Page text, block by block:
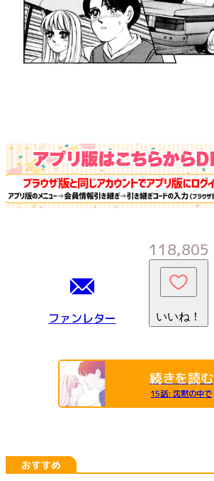
ファンレター
118,805
いいね！
続きを読む
15話:沈黙の中で
おすすめ